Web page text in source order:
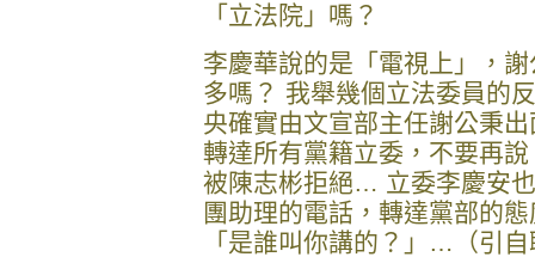
「立法院」嗎？
李慶華說的是「電視上」，
多嗎？ 我舉幾個立法委員的
央確實由文宣部主任謝公秉
轉達所有黨籍立委，不要再
被陳志彬拒絕… 立委李慶安
團助理的電話，轉達黨部的
「是誰叫你講的？」…（引